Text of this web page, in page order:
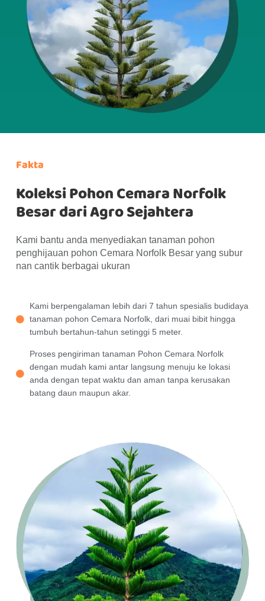
Fakta
Koleksi Pohon Cemara Norfolk
Besar dari Agro Sejahtera
Kami bantu anda menyediakan tanaman pohon
penghijauan pohon Cemara Norfolk Besar yang subur
nan cantik berbagai ukuran
Kami berpengalaman lebih dari 7 tahun spesialis budidaya
tanaman pohon Cemara Norfolk, dari muai bibit hingga
tumbuh bertahun-tahun setinggi 5 meter.
Proses pengiriman tanaman Pohon Cemara Norfolk
dengan mudah kami antar langsung menuju ke lokasi
anda dengan tepat waktu dan aman tanpa kerusakan
batang daun maupun akar.